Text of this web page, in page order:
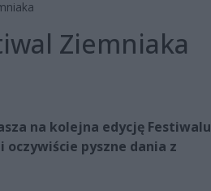
Ziemniaka
na kolejna edycję Festiwalu
pyszne dania z